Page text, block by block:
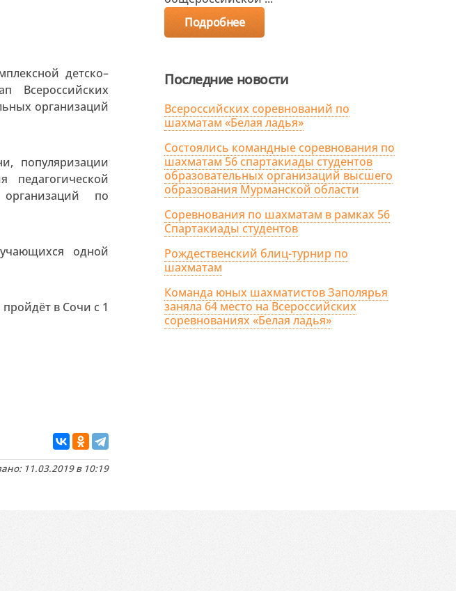
детско–
организаций
популяризации
по
одной
в Сочи с 1
11.03.2019 в 10:19
Подробнее
Последние новости
Всероссийских соревнований по
шахматам «Белая ладья»
Состоялись командные соревнования по
шахматам 56 спартакиады студентов
образовательных организаций высшего
образования Мурманской области
Соревнования по шахматам в рамках 56
Спартакиады студентов
Рождественский блиц-турнир по
шахматам
Команда юных шахматистов Заполярья
заняла 64 место на Всероссийских
соревнованиях «Белая ладья»